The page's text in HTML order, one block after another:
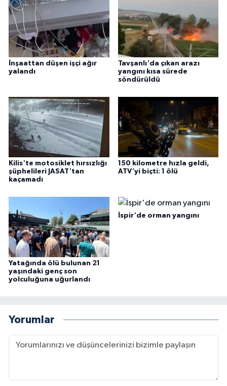
İnşaattan düşen işçi ağır
yalandı
Tavşanlı'da çıkan arazı
yangını kısa sürede
söndürüldü
Kilis'te motosiklet hırsızlığı
şüphelileri JASAT'tan
kaçamadı
150 kilometre hızla geldi,
ATV'yi biçti: 1 ölü
Yatağında ölü bulunan 21
yaşındaki genç son
yolculuğuna uğurlandı
İspir'de orman yangını
Yorumlar